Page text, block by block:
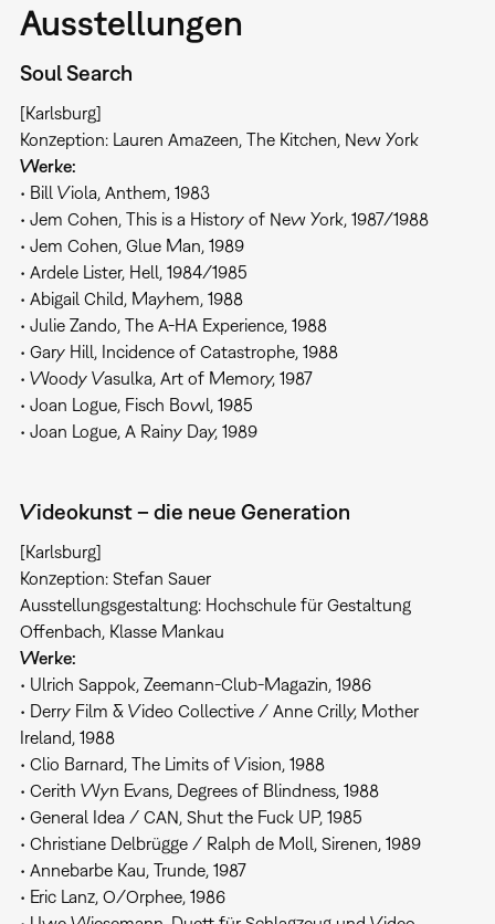
Ausstellungen
Soul Search
[Karlsburg]
Konzeption: Lauren Amazeen, The Kitchen, New York
Werke:
• Bill Viola, Anthem, 1983
• Jem Cohen, This is a History of New York, 1987/1988
• Jem Cohen, Glue Man, 1989
• Ardele Lister, Hell, 1984/1985
• Abigail Child, Mayhem, 1988
• Julie Zando, The A-HA Experience, 1988
• Gary Hill, Incidence of Catastrophe, 1988
• Woody Vasulka, Art of Memory, 1987
• Joan Logue, Fisch Bowl, 1985
• Joan Logue, A Rainy Day, 1989
Videokunst – die neue Generation
[Karlsburg]
Konzeption: Stefan Sauer
Ausstellungsgestaltung: Hochschule für Gestaltung
Offenbach, Klasse Mankau
Werke:
• Ulrich Sappok, Zeemann-Club-Magazin, 1986
• Derry Film & Video Collective / Anne Crilly, Mother
Ireland, 1988
• Clio Barnard, The Limits of Vision, 1988
• Cerith Wyn Evans, Degrees of Blindness, 1988
• General Idea / CAN, Shut the Fuck UP, 1985
• Christiane Delbrügge / Ralph de Moll, Sirenen, 1989
• Annebarbe Kau, Trunde, 1987
• Eric Lanz, O/Orphee, 1986